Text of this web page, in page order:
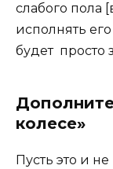
слабого пола
исполнять
будет просто
колесе»
Пусть это и